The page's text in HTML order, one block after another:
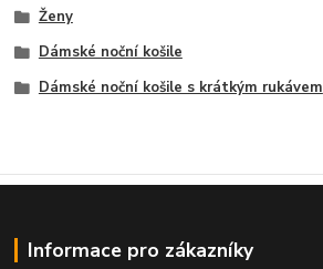
Ženy
Dámské noční košile
Dámské noční košile s krátkým rukávem
Informace pro zákazníky